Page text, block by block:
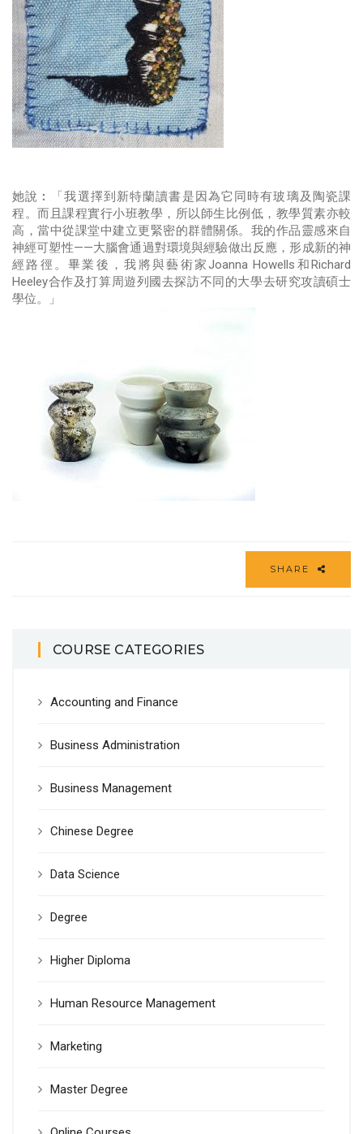
她說︰「我選擇到新特蘭讀書是因為它同時有玻璃及陶瓷課
程。而且課程實行小班教學，所以師生比例低，教學質素亦較
高，當中從課堂中建立更緊密的群體關係。我的作品靈感來自
神經可塑性——大腦會通過對環境與經驗做出反應，形成新的神
經路徑。畢業後，我將與藝術家Joanna Howells和Richard
Heeley合作及打算周遊列國去探訪不同的大學去研究攻讀碩士
學位。」
SHARE
COURSE CATEGORIES
Accounting and Finance
Business Administration
Business Management
Chinese Degree
Data Science
Degree
Higher Diploma
Human Resource Management
Marketing
Master Degree